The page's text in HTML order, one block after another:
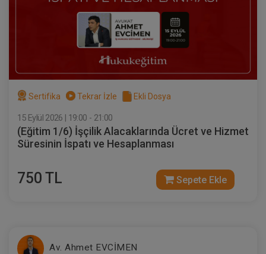
Sertifika Tekrar İzle Ekli Dosya
15 Eylül 2026 | 19:00 - 21:00
(Eğitim 1/6) İşçilik Alacaklarında Ücret ve Hizmet
Süresinin İspatı ve Hesaplanması
750 TL Sepete Ekle
Av. Ahmet EVCİMEN